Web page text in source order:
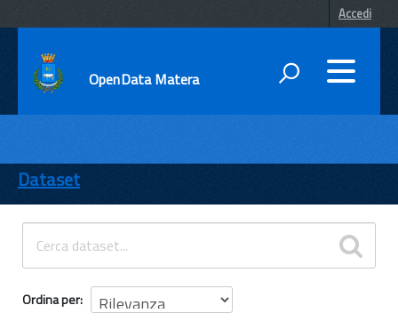
Accedi
OpenData Matera
ENTI
TEMI
INFORMAZIONI
Dataset
Ordina per